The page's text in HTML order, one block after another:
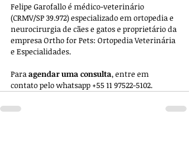
Felipe Garofallo é médico-veterinário
(CRMV/SP 39.972) especializado em ortopedia e
neurocirurgia de cães e gatos e proprietário da
empresa Ortho for Pets: Ortopedia Veterinária
e Especialidades.
Para agendar uma consulta, entre em
contato pelo whatsapp +55 11 97522-5102.